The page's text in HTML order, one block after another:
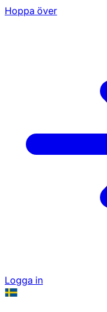
Hoppa över
Logga in